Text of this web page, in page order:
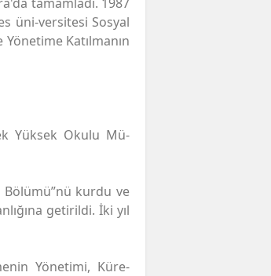
üni-versitesi Sosyal
Katılmanın
Yüksek Okulu Mü-
Bölümü”nü kurdu ve
getirildi. İki yıl
Yönetimi, Küre-